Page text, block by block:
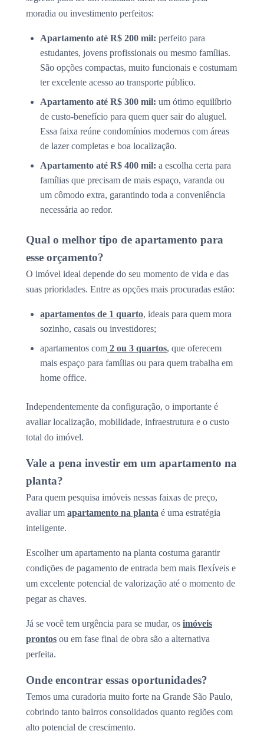
moradia ou investimento perfeitos:
Apartamento até R$ 200 mil: perfeito para
estudantes, jovens profissionais ou mesmo famílias.
São opções compactas, muito funcionais e costumam
ter excelente acesso ao transporte público.
Apartamento até R$ 300 mil: um ótimo equilíbrio
de custo-benefício para quem quer sair do aluguel.
Essa faixa reúne condomínios modernos com áreas
de lazer completas e boa localização.
Apartamento até R$ 400 mil: a escolha certa para
famílias que precisam de mais espaço, varanda ou
um cômodo extra, garantindo toda a conveniência
necessária ao redor.
Qual o melhor tipo de apartamento para
esse orçamento?
O imóvel ideal depende do seu momento de vida e das
suas prioridades. Entre as opções mais procuradas estão:
apartamentos de 1 quarto, ideais para quem mora
sozinho, casais ou investidores;
apartamentos com 2 ou 3 quartos, que oferecem
mais espaço para famílias ou para quem trabalha em
home office.
Independentemente da configuração, o importante é
avaliar localização, mobilidade, infraestrutura e o custo
total do imóvel.
Vale a pena investir em um apartamento na
planta?
Para quem pesquisa imóveis nessas faixas de preço,
avaliar um apartamento na planta é uma estratégia
inteligente.
Escolher um apartamento na planta costuma garantir
condições de pagamento de entrada bem mais flexíveis e
um excelente potencial de valorização até o momento de
pegar as chaves.
Já se você tem urgência para se mudar, os imóveis
prontos ou em fase final de obra são a alternativa
perfeita.
Onde encontrar essas oportunidades?
Temos uma curadoria muito forte na Grande São Paulo,
cobrindo tanto bairros consolidados quanto regiões com
alto potencial de crescimento.